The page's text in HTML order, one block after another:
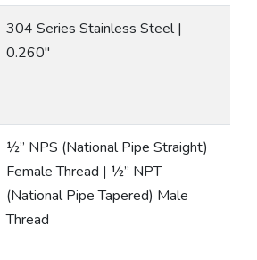
304 Series Stainless Steel |
0.260″
½” NPS (National Pipe Straight)
Female Thread | ½” NPT
(National Pipe Tapered) Male
Thread